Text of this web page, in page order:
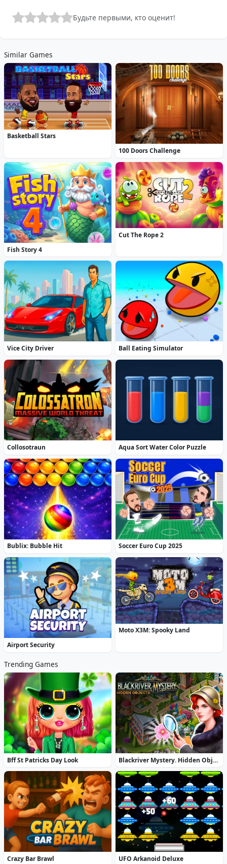
Будьте первыми, кто оценит!
Similar Games
Basketball Stars
100 Doors Challenge
Fish Story 4
Cut The Rope 2
Vice City Driver Ball Eating Simulator
Collosotraun Aqua Sort Water Color Puzzle
Bublix: Bubble Hit Soccer Euro Cup 2025
Airport Security
Moto X3M: Spooky Land
Trending Games
Bff St Patricks Day Look Blackriver Mystery. Hidden Objects
Crazy Bar Brawl UFO Arkanoid Deluxe